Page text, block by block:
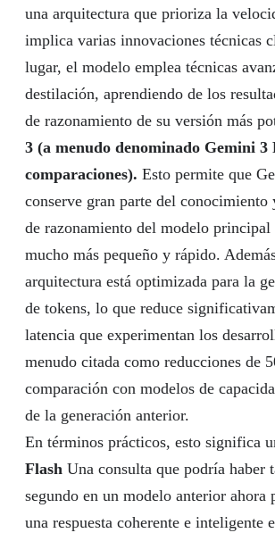
una arquitectura que prioriza la
implica varias innovaciones técnicas
lugar, el modelo emplea técnicas
destilación, aprendiendo de los
de razonamiento de su versión más
3 (a menudo denominado Gemini 3
comparaciones). Esto permite que
conserve gran parte del conocimiento
de razonamiento del modelo principal
mucho más pequeño y rápido.
arquitectura está optimizada para la
de tokens, lo que reduce
latencia que experimentan los
menudo citada como reducciones de
comparación con modelos de
de la generación anterior.
En términos prácticos, esto significa
Flash Una consulta que podría haber
segundo en un modelo anterior ahora
una respuesta coherente e inteligente